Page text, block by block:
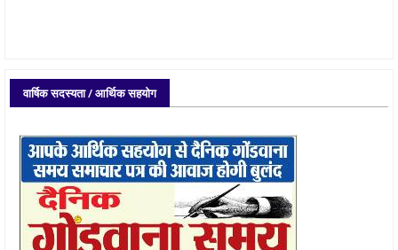
वार्षिक सदस्यता / आर्थिक सहयोग